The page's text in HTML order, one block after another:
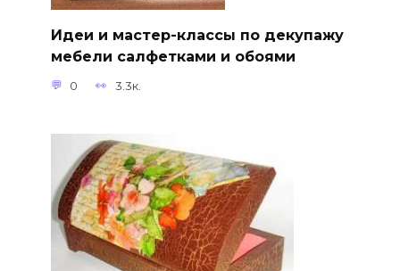
Идеи и мастер-классы по декупажу
мебели салфетками и обоями
0 3.3к.